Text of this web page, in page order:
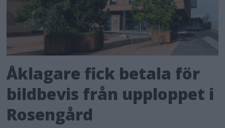
Åklagare fick betala för
bildbevis från upploppet i
Rosengård